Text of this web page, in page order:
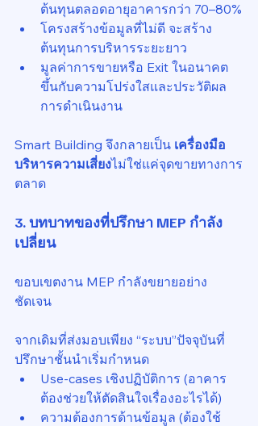
ต้นทุนตลอดอายุอาคารกว่า 70–80%
โครงสร้างข้อมูลที่ไม่ดี จะสร้าง
ต้นทุนการบริหารระยะยาว
มูลค่าการขายหรือ Exit ในอนาคต
ขึ้นกับความโปร่งใสและประวัติผล
การดำเนินงาน
Smart Building จึงกลายเป็น เครื่องมือ
บริหารความเสี่ยงไม่ใช่แค่จุดขายทางการ
ตลาด
3. บทบาทของที่ปรึกษา MEP กำลัง
เปลี่ยน
ขอบเขตงาน MEP กำลังขยายอย่าง
ชัดเจน
จากเดิมที่ส่งมอบเพียง “ระบบ”ปัจจุบันที่
ปรึกษาชั้นนำเริ่มกำหนด
Use-cases เชิงปฏิบัติการ (อาคาร
ต้องช่วยให้ตัดสินใจเรื่องอะไรได้)
ความต้องการด้านข้อมูล (ต้องใช้